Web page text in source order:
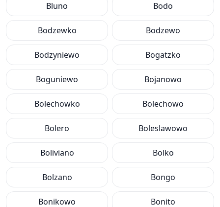
Bluno Bodo
Bodzewko Bodzewo
Bodzyniewo Bogatzko
Boguniewo Bojanowo
Bolechowko Bolechowo
Bolero Boleslawowo
Boliviano Bolko
Bolzano Bongo
Bonikowo Bonito